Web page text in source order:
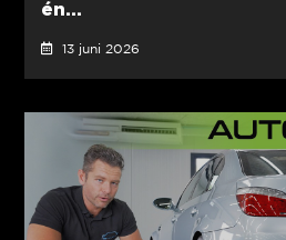
én...
13 juni 2026